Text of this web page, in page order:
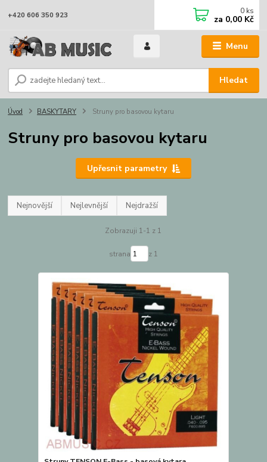
Menu
Hledat
+420 606 350 923 0 ks
za 0,00 Kč
Úvod BASKYTARY Struny pro basovou kytaru
Struny pro basovou kytaru
Upřesnit parametry
Nejnovější Nejlevnější Nejdražší
Zobrazuji 1-1 z 1
strana z 1